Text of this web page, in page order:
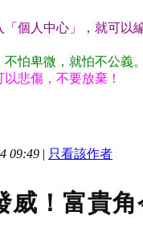
個人中心」，就可以
怕卑微，就怕不公義
悲傷，不要放棄！
09:49 | 只看該作者
威！富貴